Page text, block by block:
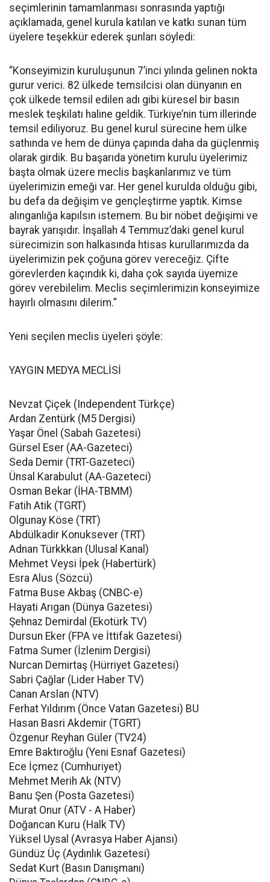
seçimlerinin tamamlanması sonrasında yaptığı
açıklamada, genel kurula katılan ve katkı sunan tüm
üyelere teşekkür ederek şunları söyledi:
“Konseyimizin kuruluşunun 7’inci yılında gelinen nokta
gurur verici. 82 ülkede temsilcisi olan dünyanın en
çok ülkede temsil edilen adı gibi küresel bir basın
meslek teşkilatı haline geldik. Türkiye’nin tüm illerinde
temsil ediliyoruz. Bu genel kurul sürecine hem ülke
sathında ve hem de dünya çapında daha da güçlenmiş
olarak girdik. Bu başarıda yönetim kurulu üyelerimiz
başta olmak üzere meclis başkanlarımız ve tüm
üyelerimizin emeği var. Her genel kurulda olduğu gibi,
bu defa da değişim ve gençleştirme yaptık. Kimse
alınganlığa kapılsın istemem. Bu bir nöbet değişimi ve
bayrak yarışıdır. İnşallah 4 Temmuz’daki genel kurul
sürecimizin son halkasında htisas kurullarımızda da
üyelerimizin pek çoğuna görev vereceğiz. Çifte
görevlerden kaçındık ki, daha çok sayıda üyemize
görev verebilelim. Meclis seçimlerimizin konseyimize
hayırlı olmasını dilerim.”
Yeni seçilen meclis üyeleri şöyle:
YAYGIN MEDYA MECLİSİ
Nevzat Çiçek (Independent Türkçe)
Ardan Zentürk (M5 Dergisi)
Yaşar Önel (Sabah Gazetesi)
Gürsel Eser (AA-Gazeteci)
Seda Demir (TRT-Gazeteci)
Ünsal Karabulut (AA-Gazeteci)
Osman Bekar (İHA-TBMM)
Fatih Atik (TGRT)
Olgunay Köse (TRT)
Abdülkadir Konuksever (TRT)
Adnan Türkkkan (Ulusal Kanal)
Mehmet Veysi İpek (Habertürk)
Esra Alus (Sözcü)
Fatma Buse Akbaş (CNBC-e)
Hayati Arıgan (Dünya Gazetesi)
Şehnaz Demirdal (Ekotürk TV)
Dursun Eker (FPA ve İttifak Gazetesi)
Fatma Sumer (İzlenim Dergisi)
Nurcan Demirtaş (Hürriyet Gazetesi)
Sabri Çağlar (Lider Haber TV)
Canan Arslan (NTV)
Ferhat Yıldırım (Önce Vatan Gazetesi) BU
Hasan Basri Akdemir (TGRT)
Özgenur Reyhan Güler (TV24)
Emre Baktıroğlu (Yeni Esnaf Gazetesi)
Ece İçmez (Cumhuriyet)
Mehmet Merih Ak (NTV)
Banu Şen (Posta Gazetesi)
Murat Onur (ATV - A Haber)
Doğancan Kuru (Halk TV)
Yüksel Uysal (Avrasya Haber Ajansı)
Gündüz Üç (Aydınlık Gazetesi)
Sedat Kurt (Basın Danışmanı)